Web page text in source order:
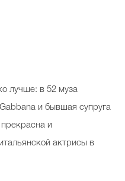
лучше: в 52 муза
и бывшая супруга
и
актрисы в